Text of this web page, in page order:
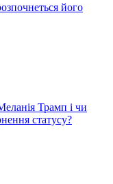
його
Трамп і чи
статусу?